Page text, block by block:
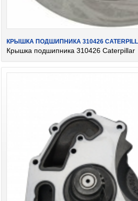
КРЫШКА ПОДШИПНИКА 310426
Крышка подшипника 310426 Caterpillar